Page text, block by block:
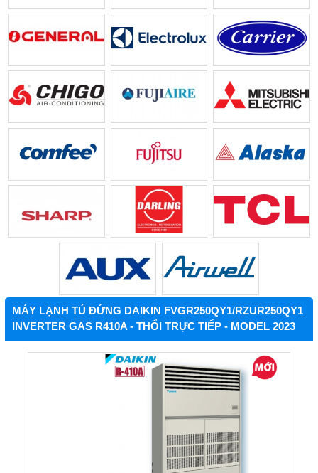
MÁY LẠNH TỦ ĐỨNG DAIKIN FVGR250QY1/RZUR250QY1
INVERTER GAS R410A - THỔI TRỰC TIẾP - MODEL 2023